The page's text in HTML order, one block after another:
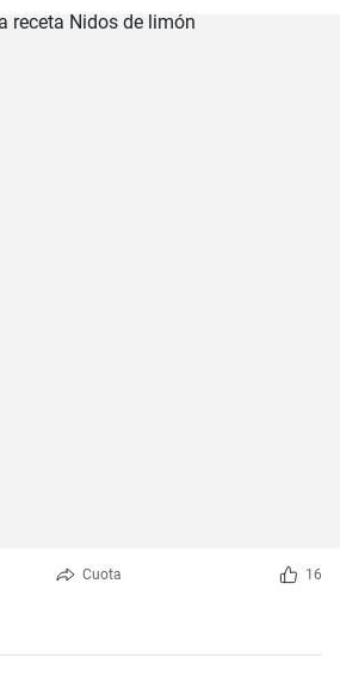
Cuota 16